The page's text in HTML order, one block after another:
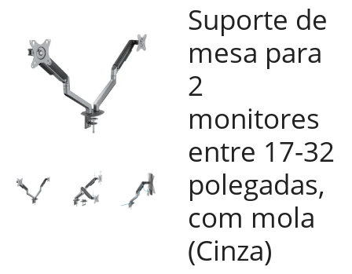
Suporte de
mesa para
2
monitores
entre 17-32
polegadas,
com mola
(Cinza)